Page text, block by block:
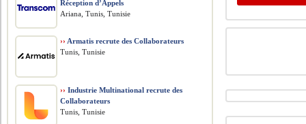
Réception d’Appels
Ariana, Tunis, Tunisie
›› Armatis recrute des Collaborateurs
Tunis, Tunisie
›› Industrie Multinational recrute des
Collaborateurs
Tunis, Tunisie